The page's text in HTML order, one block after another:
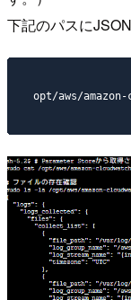
下記のパスに